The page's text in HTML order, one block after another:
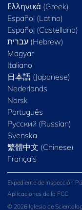
Ελληνικά (Greek)
Español (Latino)
Español (Castellano)
Magyar
Italiano
日本語 (Japanese)
Nederlands
Norsk
Português
Русский (Russian)
Svenska
繁體中文 (Chinese)
Français
Expediente de Inspección
Aplicaciones de la FCC
© 2026 Iglesia de